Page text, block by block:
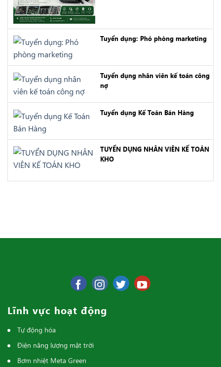
Tuyển dụng: Phó phòng marketing
Tuyển dụng nhân viên kế toán công
nợ
Tuyển dụng Kế Toán Bán Hàng
TUYỂN DỤNG NHÂN VIÊN KẾ TOÁN
KHO
Lĩnh vực hoạt động
Tự động hóa
Điện năng lượng mặt trời
Bơm nhiệt Meta Green